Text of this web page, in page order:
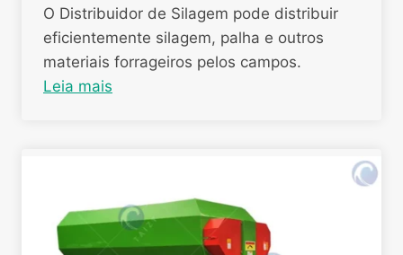
O Distribuidor de Silagem pode distribuir
eficientemente silagem, palha e outros
materiais forrageiros pelos campos.
Leia mais